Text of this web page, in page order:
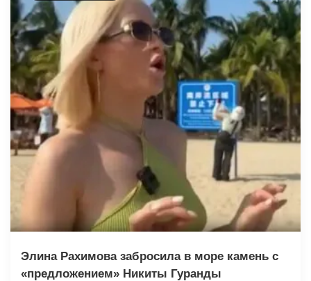
Элина Рахимова забросила в море камень с
«предложением» Никиты Гуранды